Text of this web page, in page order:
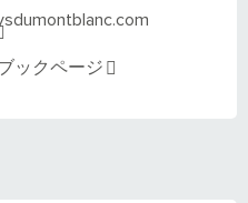
ックページ